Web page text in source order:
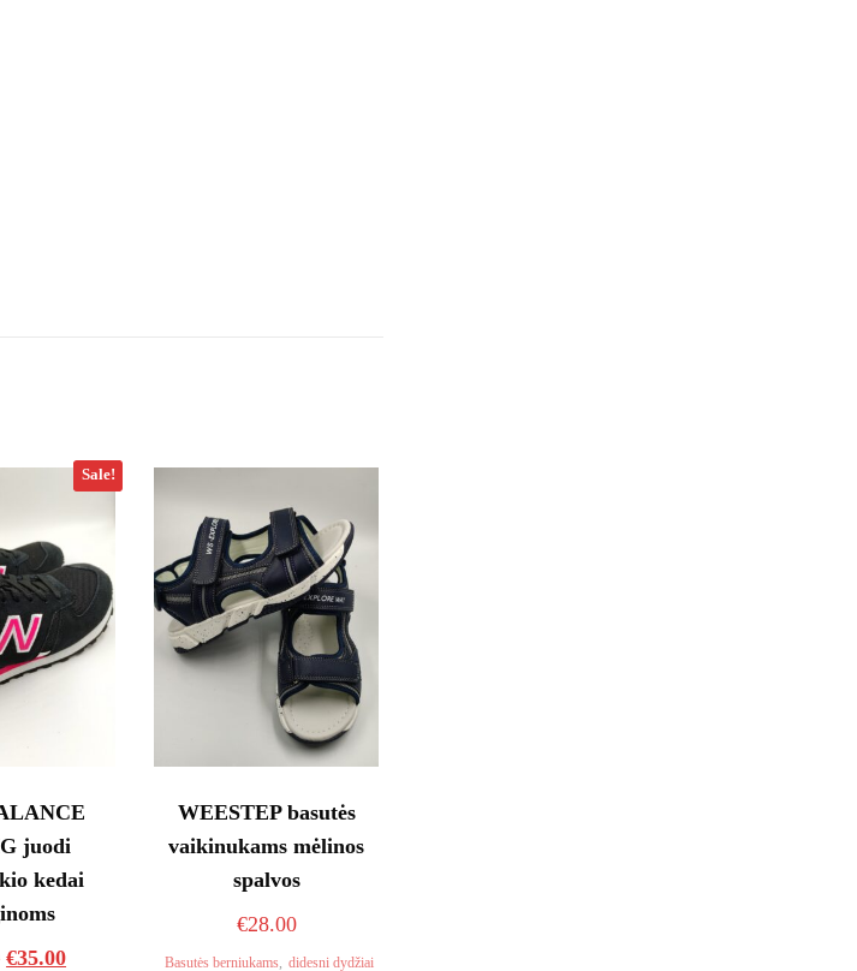
Sale!
juodi
kedai
Original
€35.00Current
WEESTEP basutės
vaikinukams mėlinos
spalvos
€28.00
Basutės berniukams, didesni dydžiai